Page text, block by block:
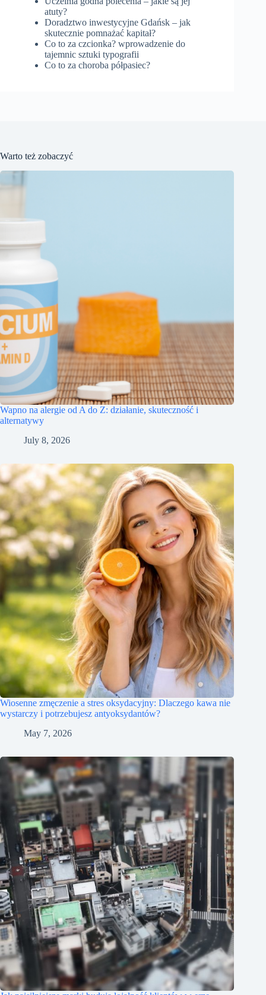
atuty?
Doradztwo inwestycyjne Gdańsk – jak
skutecznie pomnażać kapitał?
Co to za czcionka? wprowadzenie do
tajemnic sztuki typografii
Co to za choroba półpasiec?
Warto też zobaczyć
Wapno na alergie od A do Z: działanie, skuteczność i
alternatywy
July 8, 2026
Wiosenne zmęczenie a stres oksydacyjny: Dlaczego kawa nie
wystarczy i potrzebujesz antyoksydantów?
May 7, 2026